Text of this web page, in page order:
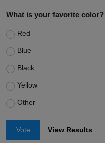
What is your favorite color?
Red
Blue
Black
Yellow
Other
Vote View Results